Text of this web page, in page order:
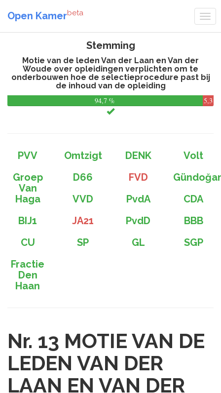
Open Kamerbeta
Stemming
Motie van de leden Van der Laan en Van der
Woude over opleidingen verplichten om te
onderbouwen hoe de selectieprocedure past bij
de inhoud van de opleiding
94,7 %
5,3
PVV Omtzigt DENK
Volt
Groep
Van
Haga
D66 FVD
VVD
PvdA
CDA
BIJ1
JA21 PvdD
BBB
CU
SP GL
SGP
Fractie
Den
Haan
Nr. 13 MOTIE VAN DE
LEDEN VAN DER
LAAN EN VAN DER